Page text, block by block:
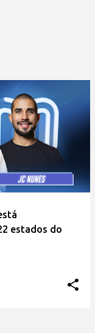
estados do